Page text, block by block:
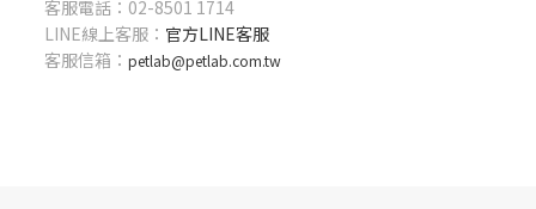
客服電話：02-8501 1714
LINE線上客服： 官方LINE客服
客服信箱： petlab@petlab.com.tw